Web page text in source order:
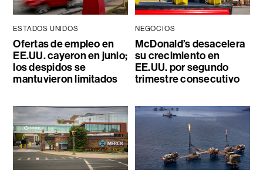
ESTADOS UNIDOS
Ofertas de empleo en
EE.UU. cayeron en junio;
los despidos se
mantuvieron limitados
NEGOCIOS
McDonald’s desacelera
su crecimiento en
EE.UU. por segundo
trimestre consecutivo